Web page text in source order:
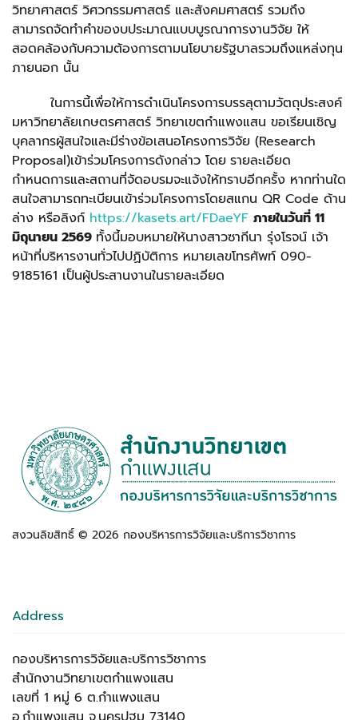
วิทยาศาสตร์ วิศวกรรมศาสตร์ และสังคมศาสตร์ รวมถึง
สามารถจัดทำคำของบประมาณแบบบูรณาการงานวิจัย ให้
สอดคล้องกับความต้องการตามนโยบายรัฐบาลรวมถึงแหล่งทุน
ภายนอก นั้น
ในการนี้เพื่อให้การดำเนินโครงการบรรลุตามวัตถุประสงค์
มหาวิทยาลัยเกษตรศาสตร์ วิทยาเขตกำแพงแสน ขอเรียนเชิญ
บุคลากรผู้สนใจและมีร่างข้อเสนอโครงการวิจัย (Research
Proposal)เข้าร่วมโครงการดังกล่าว โดย รายละเอียด
กำหนดการและสถานที่จัดอบรมจะแจ้งให้ทราบอีกครั้ง หากท่านใด
สนใจสามารถทะเบียนเข้าร่วมโครงการโดยสแกน QR Code ด้าน
ล่าง หรือลิงก์ https://kasets.art/FDaeYF ภายในวันที่ 11
มิถุนายน 2569 ทั้งนี้มอบหมายให้นางสาวซากีนา รุ่งโรจน์ เจ้า
หน้าที่บริหารงานทั่วไปปฏิบัติการ หมายเลขโทรศัพท์ 090-
9185161 เป็นผู้ประสานงานในรายละเอียด
สงวนลิขสิทธิ์ © 2026 กองบริหารการวิจัยและบริการวิชาการ
Address
กองบริหารการวิจัยและบริการวิชาการ
สำนักงานวิทยาเขตกำแพงแสน
เลขที่ 1 หมู่ 6 ต.กำแพงแสน